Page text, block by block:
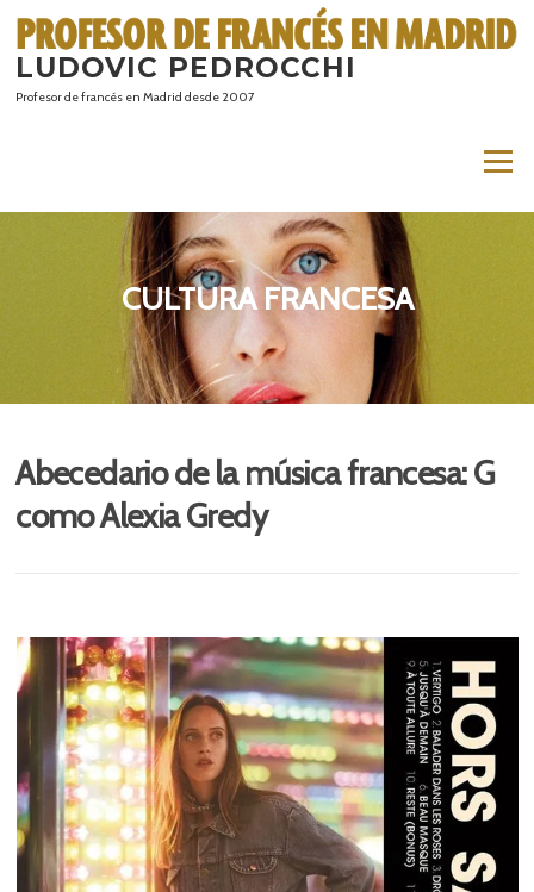
contenido
LUDOVIC PEDROCCHI
Profesor de francés en Madrid desde 2007
Menú
CULTURA FRANCESA
Abecedario de la música francesa: G
como Alexia Gredy